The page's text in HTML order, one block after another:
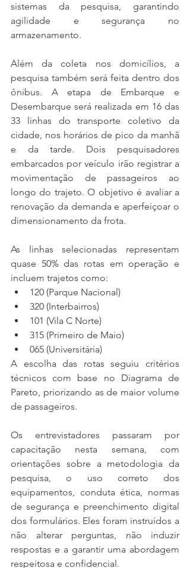
sistemas da pesquisa, garantindo
agilidade e segurança no
armazenamento.
Além da coleta nos domicílios, a
pesquisa também será feita dentro dos
ônibus. A etapa de Embarque e
Desembarque será realizada em 16 das
33 linhas do transporte coletivo da
cidade, nos horários de pico da manhã
e da tarde. Dois pesquisadores
embarcados por veículo irão registrar a
movimentação de passageiros ao
longo do trajeto. O objetivo é avaliar a
renovação da demanda e aperfeiçoar o
dimensionamento da frota.
As linhas selecionadas representam
quase 50% das rotas em operação e
incluem trajetos como:
120 (Parque Nacional)
320 (Interbairros)
101 (Vila C Norte)
315 (Primeiro de Maio)
065 (Universitária)
A escolha das rotas seguiu critérios
técnicos com base no Diagrama de
Pareto, priorizando as de maior volume
de passageiros.
Os entrevistadores passaram por
capacitação nesta semana, com
orientações sobre a metodologia da
pesquisa, o uso correto dos
equipamentos, conduta ética, normas
de segurança e preenchimento digital
dos formulários. Eles foram instruídos a
não alterar perguntas, não induzir
respostas e a garantir uma abordagem
respeitosa e confidencial.